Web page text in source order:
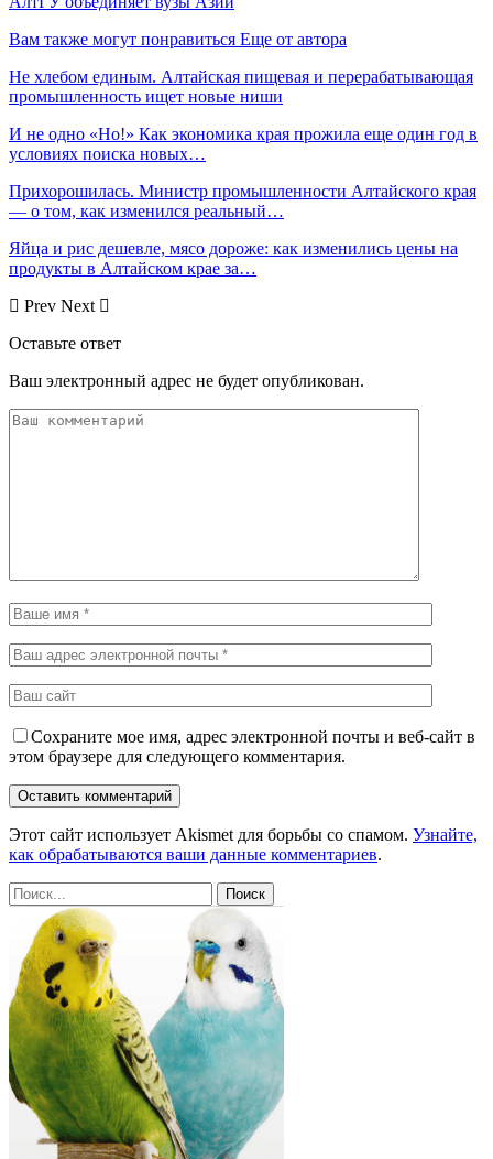
Вам также могут понравиться Еще от автора
Не хлебом единым. Алтайская пищевая и перерабатывающая
промышленность ищет новые ниши
И не одно «Но!» Как экономика края прожила еще один год в
условиях поиска новых…
Прихорошилась. Министр промышленности Алтайского края
— о том, как изменился реальный…
Яйца и рис дешевле, мясо дороже: как изменились цены на
продукты в Алтайском крае за…
Prev Next
Оставьте ответ
Ваш электронный адрес не будет опубликован.
Сохраните мое имя, адрес электронной почты и веб-сайт в
этом браузере для следующего комментария.
Этот сайт использует Akismet для борьбы со спамом. Узнайте,
как обрабатываются ваши данные комментариев.